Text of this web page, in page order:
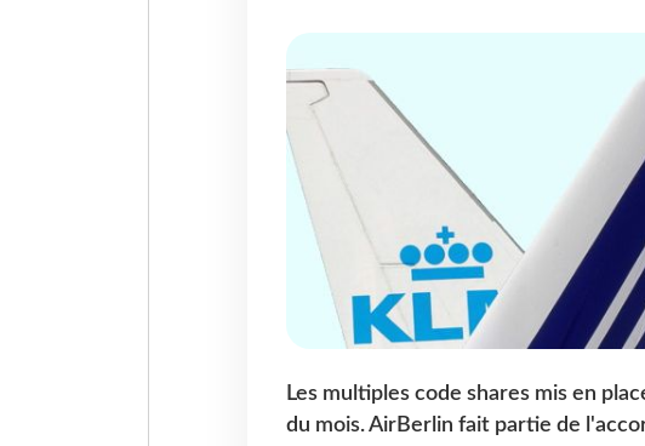
Les multiples code shares mis en
du mois. AirBerlin fait partie de